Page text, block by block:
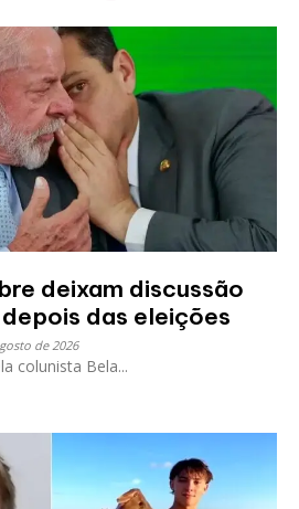
deixam discussão
das eleições
de 2026
colunista Bela...